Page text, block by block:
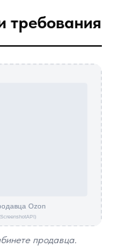
требования
продавца.